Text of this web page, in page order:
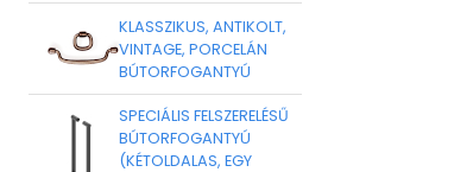
KLASSZIKUS, ANTIKOLT,
VINTAGE, PORCELÁN
BÚTORFOGANTYÚ
SPECIÁLIS FELSZERELÉSŰ
BÚTORFOGANTYÚ
(KÉTOLDALAS, EGY